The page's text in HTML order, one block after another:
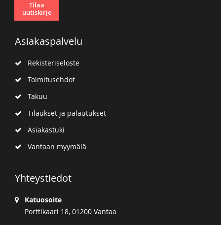
Tilaa
uutiskirje
Asiakaspalvelu
Rekisteriseloste
Toimitusehdot
Takuu
Tilaukset ja palautukset
Asiakastuki
Vantaan myymälä
Yhteystiedot
Katuosoite
Porttikaari 18, 01200 Vantaa